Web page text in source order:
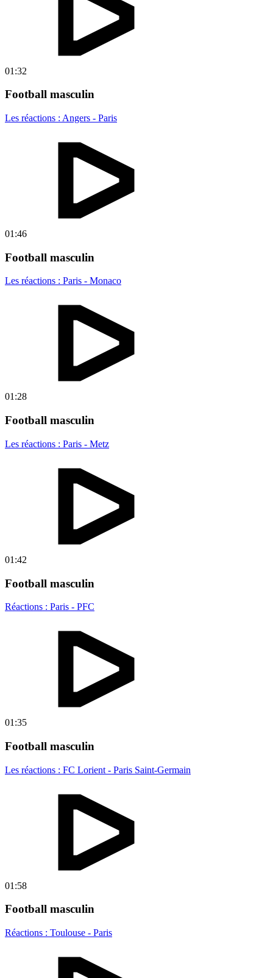
01:32
Football masculin
Les réactions : Angers - Paris
01:46
Football masculin
Les réactions : Paris - Monaco
01:28
Football masculin
Les réactions : Paris - Metz
01:42
Football masculin
Réactions : Paris - PFC
01:35
Football masculin
Les réactions : FC Lorient - Paris Saint-Germain
01:58
Football masculin
Réactions : Toulouse - Paris